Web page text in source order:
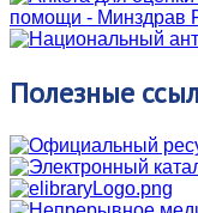
Полезные